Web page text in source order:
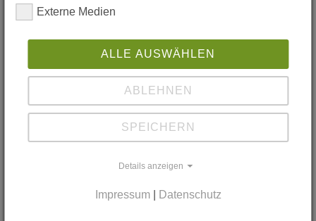
Finde
einfach &
schnell
deinen
Praktikumsplatz
Externe Medien
ALLE AUSWÄHLEN
ABLEHNEN
SPEICHERN
Details anzeigen
Impressum| Datenschutz